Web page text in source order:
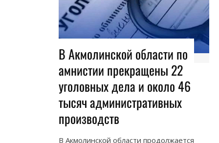
В Акмолинской области по
амнистии прекращены 22
уголовных дела и около 46
тысяч административных
производств
В Акмолинской области продолжается